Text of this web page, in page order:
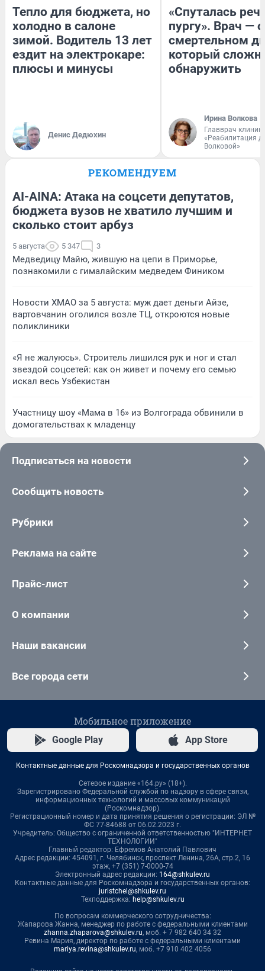
Тепло для бюджета, но
холодно в салоне
зимой. Водитель 13 лет
ездит на электрокаре:
плюсы и минусы
Денис Дедюхин
«Спуталась
пургу». Врач — о
смертельном
который
обнаружить
Ирина Волкова
Главврач
«Реабилитация
Волковой»
РЕКОМЕНДУЕМ
AI-AINA: Атака на соцсети депутатов,
бюджета вузов не хватило лучшим и
сколько стоит арбуз
5 августа 5 347 3
Медведицу Майю, жившую на цепи в Приморье,
познакомили с гималайским медведем Фиником
Новости ХМАО за 5 августа: муж дает деньги Айзе,
вартовчанин оголился возле ТЦ, откроются новые
поликлиники
«Я не жалуюсь». Строитель лишился рук и ног и стал
звездой соцсетей: как он живет и почему его семью
искал весь Узбекистан
Участницу шоу «Мама в 16» из Волгограда обвинили в
домогательствах к младенцу
Подписаться на новости
Сообщить новость
Рубрики
Реклама на сайте
Прайс-лист
О компании
Наши вакансии
Все города сети
Мобильное приложение
Google Play App Store
Контактные данные для Роскомнадзора и государственных органов
Сетевое издание «164.ру» (18+).
Зарегистрировано Федеральной службой по надзору в сфере связи,
информационных технологий и массовых коммуникаций
(Роскомнадзор).
Регистрационный номер и дата принятия решения о регистрации: ЭЛ №
ФС 77-84688 от 06.02.2023 г.
Учредитель: Общество с ограниченной ответственностью "ИНТЕРНЕТ
ТЕХНОЛОГИИ"
Главный редактор: Ефремов Анатолий Павлович
Адрес редакции: 454091, г. Челябинск, проспект Ленина, 26А, стр.2, 16
этаж, +7 (351) 7-0000-74
Электронный адрес редакции: 164@shkulev.ru
Контактные данные для Роскомнадзора и государственных органов:
juristchel@shkulev.ru
Техподдержка: help@shkulev.ru
По вопросам коммерческого сотрудничества:
Жапарова Жанна, менеджер по работе с федеральными клиентами
zhanna.zhaparova@shkulev.ru, моб. + 7 982 640 34 32
Ревина Мария, директор по работе с федеральными клиентами
mariya.revina@shkulev.ru, моб. +7 910 402 4056